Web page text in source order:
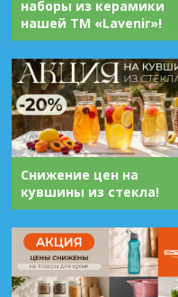
наборы из керамики
нашей ТМ «Lavenir»!
Снижение цен на
кувшины из стекла!